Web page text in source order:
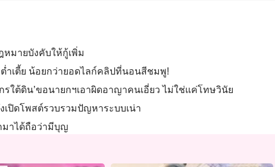
หมายบังคับให้กู้เพิ่ม
ำเตี้ย น้อยกว่ายอดไลก์คลิปที่นอนสีชมพู!
ใต้ดิน’ขอนายกฯเอาผิดอาญาคนเอี่ยว ไม่ใช่แค่โทษวินัย
เปิดโพสต์รวบรวมปัญหาระบบเน่า
มาได้ถือว่ามีบุญ